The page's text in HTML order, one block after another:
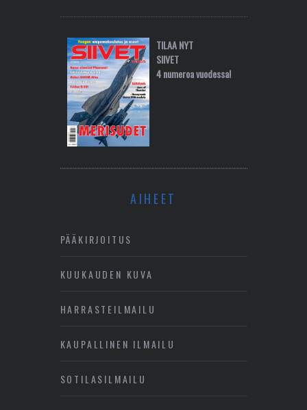
TILAA NYT
SIIVET
4 numeroa vuodessa!
AIHEET
PÄÄKIRJOITUS
KUUKAUDEN KUVA
HARRASTEILMAILU
KAUPALLINEN ILMAILU
SOTILASILMAILU